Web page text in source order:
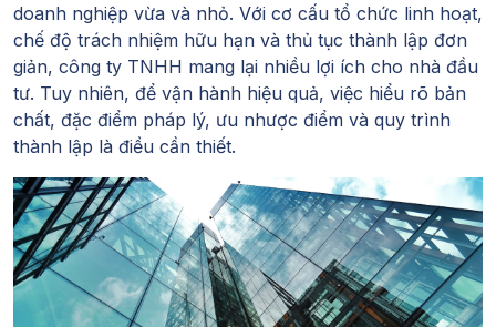
doanh nghiệp vừa và nhỏ. Với cơ cấu tổ chức linh hoạt,
chế độ trách nhiệm hữu hạn và thủ tục thành lập đơn
giản, công ty TNHH mang lại nhiều lợi ích cho nhà đầu
tư. Tuy nhiên, để vận hành hiệu quả, việc hiểu rõ bản
chất, đặc điểm pháp lý, ưu nhược điểm và quy trình
thành lập là điều cần thiết.